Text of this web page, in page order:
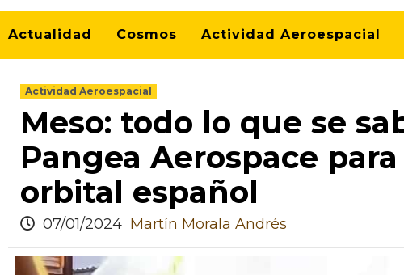
Actualidad Cosmos Actividad Aeroespacial
Actividad Aeroespacial
Meso: todo lo que se
Pangea Aerospace
orbital español
07/01/2024 Martín Morala Andrés